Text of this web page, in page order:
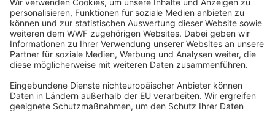
Ihre Spende kann steuerlich geltend gemacht werden
Registriert als Stiftung WWF Deutschland, Senatsverwaltung für
Justiz Berlin, Az: 3416/976/2
Umsatzsteuer-Identifikationsnummer: DE 114236103
Freistellungsbescheid: Als gemeinnützige Körperschaft befreit
von der Körperschaftssteuer gem. §5 I 9 KStg. unter der